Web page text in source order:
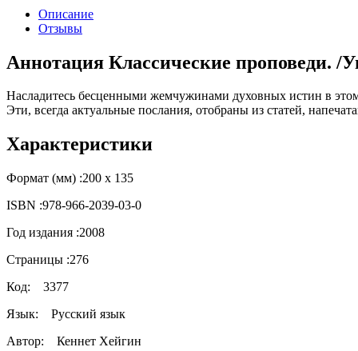
Описание
Отзывы
Аннотация Классические проповеди. /
Насладитесь бесценными жемчужинами духовных истин в
Эти, всегда актуальные послания, отобраны из статей,
Характеристики
Формат (мм) :200 х 135
ISBN :978-966-2039-03-0
Год издания :2008
Страницы :276
Код: 3377
Язык: Русский язык
Автор:
Кеннет Хейгин